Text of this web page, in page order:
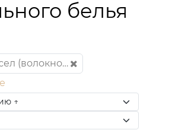
белья
Тенсел (волокно эвкалипта)